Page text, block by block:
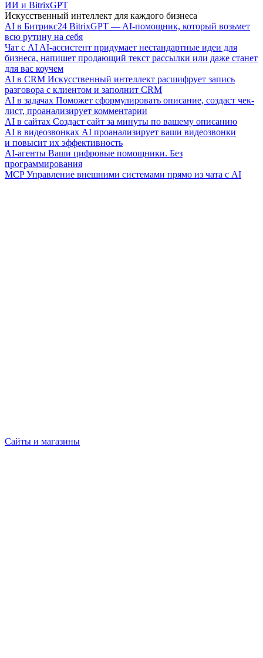
ИИ и BitrixGPT
Искусственный интеллект для каждого бизнеса
AI в Битрикс24 BitrixGPT — AI-помощник, который возьмет
всю рутину на себя
Чат с AI AI-ассистент придумает нестандартные идеи для
бизнеса, напишет продающий текст рассылки или даже станет
для вас коучем
AI в CRM Искусственный интеллект расшифрует запись
разговора с клиентом и заполнит CRM
AI в задачах Поможет сформулировать описание, создаст чек-
лист, проанализирует комментарии
AI в сайтах Создаст сайт за минуты по вашему описанию
AI в видеозвонках AI проанализирует ваши видеозвонки
и повысит их эффективность
AI-агенты Ваши цифровые помощники. Без
программирования
MCP Управление внешними системами прямо из чата с AI
Сайты и магазины